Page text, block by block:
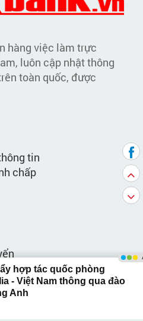
hàng việc làm trực
luôn cập nhật thông
toàn quốc, được
tin
chấp